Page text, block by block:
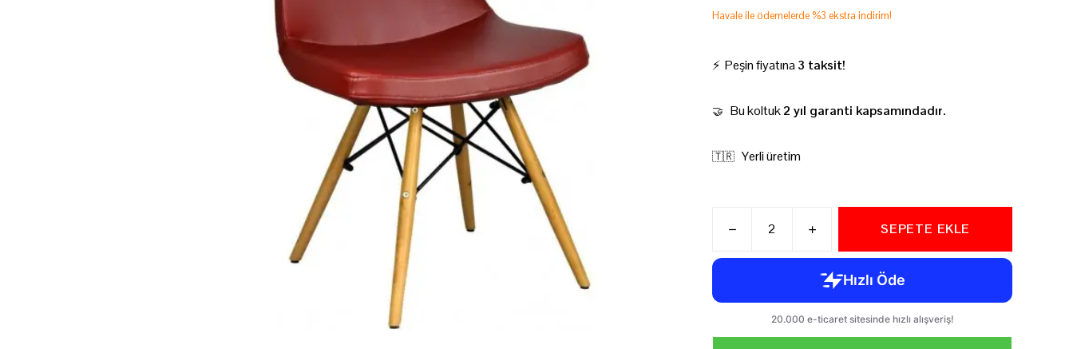
Havale ile ödemelerde %3 ekstra indirim!
⚡ Peşin fiyatına 3 taksit!
🤝 Bu koltuk2 yıl garanti kapsamındadır.
🇹🇷 Yerli üretim
SEPETE EKLE